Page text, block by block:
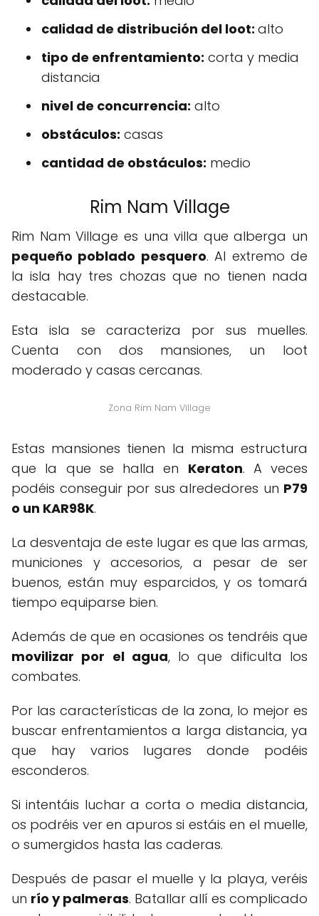
calidad de distribución del loot: alto
tipo de enfrentamiento: corta y media
distancia
nivel de concurrencia: alto
obstáculos: casas
cantidad de obstáculos: medio
Rim Nam Village
Rim Nam Village es una villa que alberga un
pequeño poblado pesquero. Al extremo de
la isla hay tres chozas que no tienen nada
destacable.
Esta isla se caracteriza por sus muelles.
Cuenta con dos mansiones, un loot
moderado y casas cercanas.
Zona Rim Nam Village
Estas mansiones tienen la misma estructura
que la que se halla en Keraton. A veces
podéis conseguir por sus alrededores un P79
o un KAR98K.
La desventaja de este lugar es que las armas,
municiones y accesorios, a pesar de ser
buenos, están muy esparcidos, y os tomará
tiempo equiparse bien.
Además de que en ocasiones os tendréis que
movilizar por el agua, lo que dificulta los
combates.
Por las características de la zona, lo mejor es
buscar enfrentamientos a larga distancia, ya
que hay varios lugares donde podéis
esconderos.
Si intentáis luchar a corta o media distancia,
os podréis ver en apuros si estáis en el muelle,
o sumergidos hasta las caderas.
Después de pasar el muelle y la playa, veréis
un río y palmeras. Batallar allí es complicado